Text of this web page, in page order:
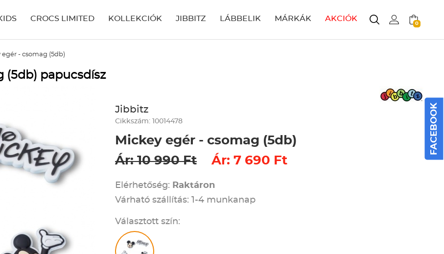
CROCS LIMITED KOLLEKCIÓK JIBBITZ LÁBBELIK MÁRKÁK AKCIÓK
0
egér - csomag (5db)
(5db) papucsdísz
Jibbitz
Cikkszám: 10014478
Mickey egér - csomag (5db)
Ár: 10 990 Ft
Ár: 7 690 Ft
Elérhetőség: Raktáron
Várható szállítás: 1-4 munkanap
Választott szín:
FACEBOOK